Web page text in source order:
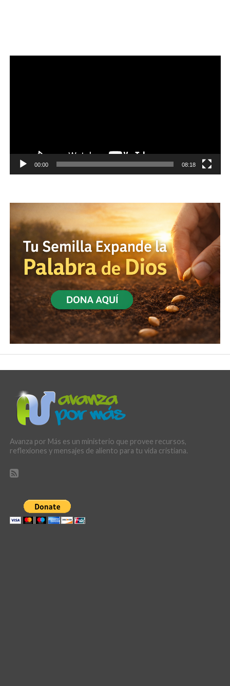
Reproductor
00:00 08:18
Avanza por Más es un ministerio que provee recursos,
reflexiones y mensajes de aliento para tu vida cristiana.